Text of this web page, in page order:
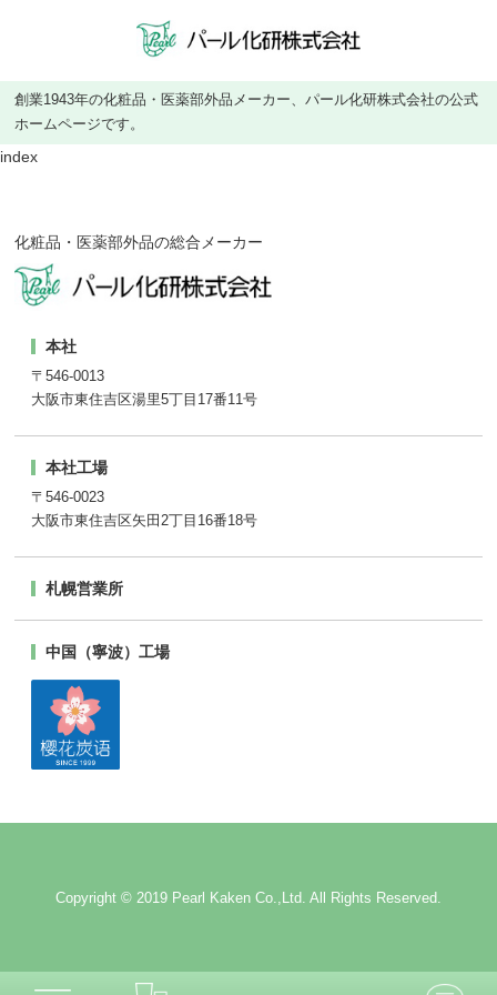
創業1943年の化粧品・医薬部外品メーカー、パール化研株式会社の公式
ホームページです。
index
化粧品・医薬部外品の総合メーカー
本社
〒546-0013
大阪市東住吉区湯里5丁目17番11号
本社工場
〒546-0023
大阪市東住吉区矢田2丁目16番18号
札幌営業所
中国（寧波）工場
Copyright © 2019 Pearl Kaken Co.,Ltd. All Rights Reserved.